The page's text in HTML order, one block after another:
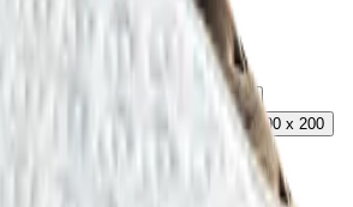
Cool Max 10A
120 x 200
140 x 200
180 x 200 80 x 200 90 x 200